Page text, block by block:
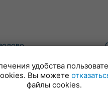
Словени
удобства
Вы можете
файлы cookies.